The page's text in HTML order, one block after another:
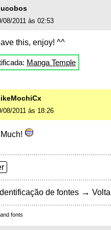
08/2011 às 02:53
this, enjoy! ^^
Manga Temple
08/2011 às 18:26
Identificação de fontes →
fonts